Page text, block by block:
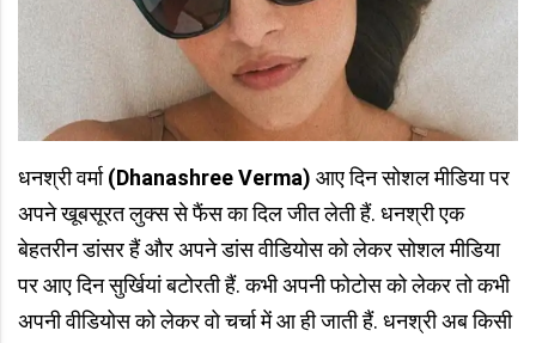
धनश्री वर्मा(Dhanashree Verma) आए दिन सोशल मीडिया पर
अपने खूबसूरत लुक्स से फैंस का दिल जीत लेती हैं. धनश्री एक
बेहतरीन डांसर हैं और अपने डांस वीडियोस को लेकर सोशल मीडिया
पर आए दिन सुर्खियां बटोरती हैं. कभी अपनी फोटोस को लेकर तो कभी
अपनी वीडियोस को लेकर वो चर्चा में आ ही जाती हैं. धनश्री अब किसी